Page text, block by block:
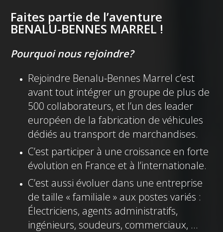
Faites partie de l’aventure
BENALU-BENNES MARREL !
Pourquoi nous rejoindre?
Rejoindre Benalu-Bennes Marrel c’est
avant tout intégrer un groupe de plus de
500 collaborateurs, et l’un des leader
européen de la fabrication de véhicules
dédiés au transport de marchandises.
C’est participer à une croissance en forte
évolution en France et à l’internationale.
C’est aussi évoluer dans une entreprise
de taille « familiale » aux postes variés :
Électriciens, agents administratifs,
ingénieurs, soudeurs, commerciaux, …